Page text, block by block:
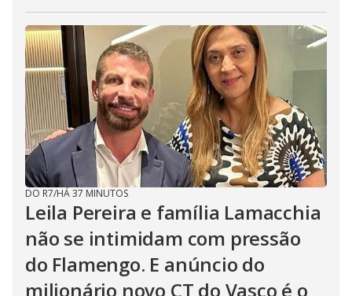
DO R7/HÁ 37 MINUTOS
Leila Pereira e família Lamacchia
não se intimidam com pressão
do Flamengo. E anúncio do
milionário novo CT do Vasco é o